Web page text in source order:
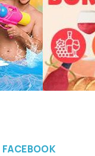
FACEBOOK